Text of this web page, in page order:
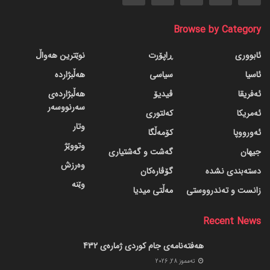
Browse by Category
ئابووری
ئاسیا
ئەفریقا
ئەمریکا
ئەورووپا
جیهان
دسته‌بندی نشده
زانست و تەندرووستی
ڕاپۆرت
سیاسی
ڤیدیۆ
کەلتوری
کۆمەڵگا
گه‌شت و گه‌شتیاری
گۆڤاره‌کان
مەڵتی میدیا
نوێترین هەواڵ
هەڵبژاردە
هەڵبژاردەی
سەرنووسەر
وتار
وتووێژ
وەرزش
وێنە
Recent News
هەفتەنامەی جام کوردی ژمارەی 432
ته‌مموز 28, 2026